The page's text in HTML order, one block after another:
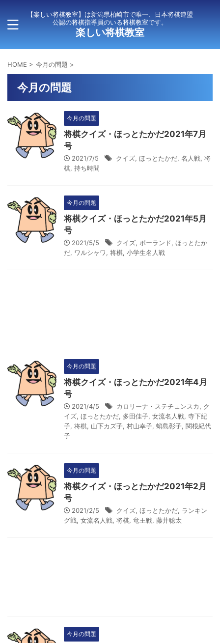
【楽しい将棋教室】は新潟県柏崎市で唯一、日本将棋連盟
公認の将棋指導員のいる将棋教室です。
楽しい将棋教室
HOME > 今月の問題 >
今月の問題
今月の問題
将棋クイズ・ほっとたかだ2021年7月
号
2021/7/5 クイズ, ほっとたかだ, 名人戦, 将
棋, 持ち時間
今月の問題
将棋クイズ・ほっとたかだ2021年5月
号
2021/5/5 クイズ, ポーランド, ほっとたか
だ, ワルシャワ, 将棋, 小学生名人戦
今月の問題
将棋クイズ・ほっとたかだ2021年4月
号
2021/4/5 カロリーナ・ステチェンスカ, ク
イズ, ほっとたかだ, 多田佳子, 女流名人戦, 寺下紀
子, 将棋, 山下カズ子, 村山幸子, 蛸島彰子, 関根紀代
子
今月の問題
将棋クイズ・ほっとたかだ2021年2月
号
2021/2/5 クイズ, ほっとたかだ, ランキン
グ戦, 女流名人戦, 将棋, 竜王戦, 藤井聡太
今月の問題